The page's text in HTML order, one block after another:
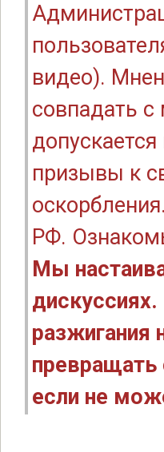
видео).
совпадать
призывы к
РФ.
Мы
разжигания
превращать
если не